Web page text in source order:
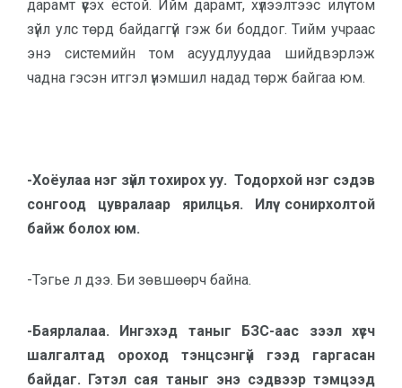
дарамт үүсэх ёстой. Ийм дарамт, хүлээлтээс илүү том
зүйл улс төрд байдаггүй гэж би боддог. Тийм учраас
энэ системийн том асуудлуудаа шийдвэрлэж
чадна гэсэн итгэл үнэмшил надад төрж байгаа юм.
-Хоёулаа нэг зүйл тохирох уу. Тодорхой нэг сэдэв
сонгоод цувралаар ярилцья. Илүү сонирхолтой
байж болох юм.
-Тэгье л дээ. Би зөвшөөрч байна.
-Баярлалаа. Ингэхэд таныг БЗС-аас зээл хүсч
шалгалтад ороход тэнцсэнгүй гээд гаргасан
байдаг. Гэтэл сая таныг энэ сэдвээр тэмцээд